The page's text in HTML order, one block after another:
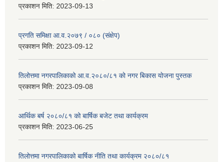
प्रकाशन मिति: 2023-09-13
प्रगति समिक्षा आ.व.२०७९ / ०८० (संक्षेप)
प्रकाशन मिति: 2023-09-12
तिलोत्तमा नगरपालिकाको आ.व.२०८०/८१ को नगर बिकास योजना पुस्तक
प्रकाशन मिति: 2023-09-08
आर्थिक बर्ष २०८०/८१ को बार्षिक बजेट तथा कार्यक्रम
प्रकाशन मिति: 2023-06-25
तिलोत्तमा नगरपालिकाको बार्षिक नीति तथा कार्यक्रम २०८०/८१